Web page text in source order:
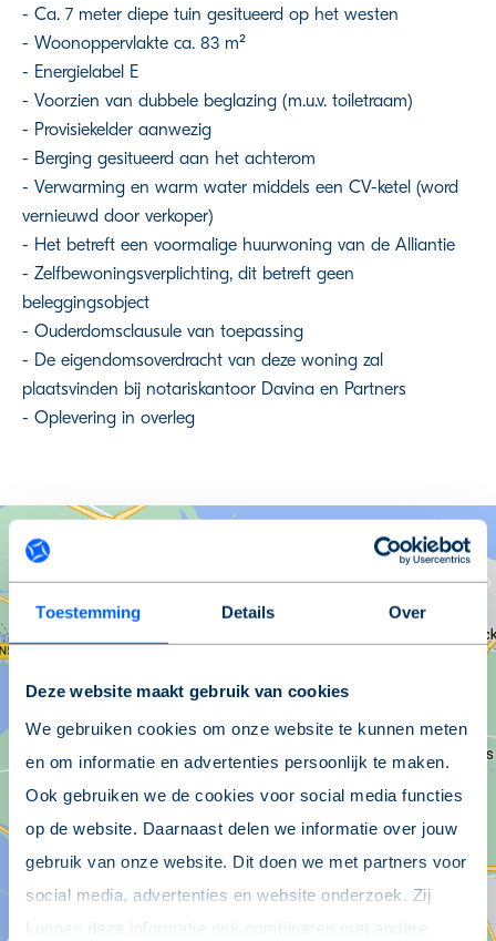
Toestemming Details Over
Deze website maakt gebruik van cookies
We gebruiken cookies om onze website te kunnen meten
en om informatie en advertenties persoonlijk te maken.
Ook gebruiken we de cookies voor social media functies
op de website. Daarnaast delen we informatie over jouw
gebruik van onze website. Dit doen we met partners voor
social media, advertenties en website onderzoek. Zij
kunnen deze informatie ook combineren met andere
- Ca. 7 meter diepe tuin gesitueerd op het westen
- Woonoppervlakte ca. 83 m²
- Energielabel E
- Voorzien van dubbele beglazing (m.u.v. toiletraam)
- Provisiekelder aanwezig
- Berging gesitueerd aan het achterom
- Verwarming en warm water middels een CV-ketel (word
vernieuwd door verkoper)
- Het betreft een voormalige huurwoning van de Alliantie
- Zelfbewoningsverplichting, dit betreft geen
beleggingsobject
- Ouderdomsclausule van toepassing
- De eigendomsoverdracht van deze woning zal
plaatsvinden bij notariskantoor Davina en Partners
- Oplevering in overleg
Locatie tonen